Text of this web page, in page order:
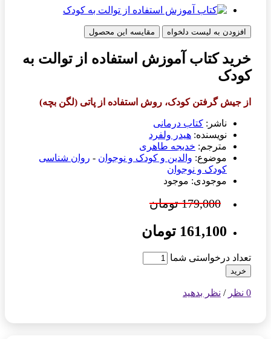
افزودن به لیست دلخواه مقایسه این محصول
خرید کتاب آموزش استفاده از توالت به
کودک
از جیش گرفتن کودک، روش استفاده از پاتی (لگن بچه)
ناشر: کتاب درمانی
نویسنده: هیدر ولفرد
مترجم: خدیجه طاهری
موضوع: والدین و کودک و نوجوان - روان شناسی
کودک و نوجوان
موجودی: موجود
179,000 تومان
161,100 تومان
تعداد درخواستی شما
خرید
0 نظر / نظر بدهید